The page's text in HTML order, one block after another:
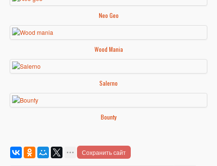
Neo Geo
Wood Mania
Salerno
Bounty
Сохранить сайт